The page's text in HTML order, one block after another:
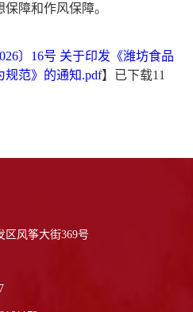
障和作风保障。
〕16号 关于印发《潍坊食品
规范》的通知.pdf】已下载11
区风筝大街369号